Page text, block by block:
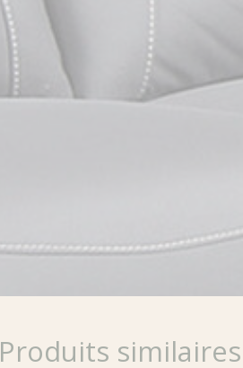
Produits similaires